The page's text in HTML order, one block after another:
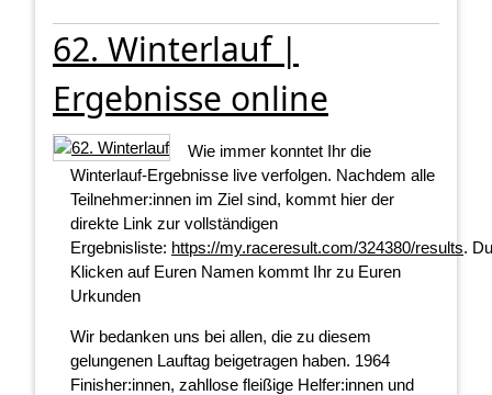
62. Winterlauf |
Ergebnisse online
Wie immer konntet Ihr die
Winterlauf-Ergebnisse live verfolgen. Nachdem alle
Teilnehmer:innen im Ziel sind, kommt hier der
direkte Link zur vollständigen
Ergebnisliste: https://my.raceresult.com/324380/results.
Klicken auf Euren Namen kommt Ihr zu Euren
Urkunden
Wir bedanken uns bei allen, die zu diesem
gelungenen Lauftag beigetragen haben. 1964
Finisher:innen, zahllose fleißige Helfer:innen und